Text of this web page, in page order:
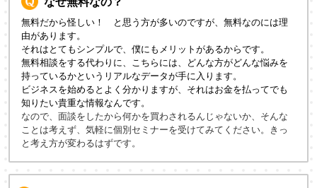
無料だから怪しい！ と思う方が多いのですが、無料なのには理
由があります。
それはとてもシンプルで、僕にもメリットがあるからです。
無料相談をする代わりに、こちらには、どんな方がどんな悩みを
持っているかというリアルなデータが手に入ります。
ビジネスを始めるとよく分かりますが、それはお金を払ってでも
知りたい貴重な情報なんです。
なので、面談をしたから何かを買わされるんじゃないか、そんな
ことは考えず、気軽に個別セミナーを受けてみてください。きっ
と考え方が変わるはずです。